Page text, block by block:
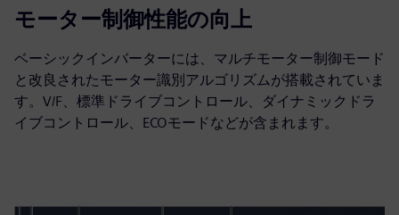
モーター制御性能の向上
ベーシックインバーターには、マルチモーター制御モード
と改良されたモーター識別アルゴリズムが搭載されていま
す。V/F、標準ドライブコントロール、ダイナミックドラ
イブコントロール、ECOモードなどが含まれます。